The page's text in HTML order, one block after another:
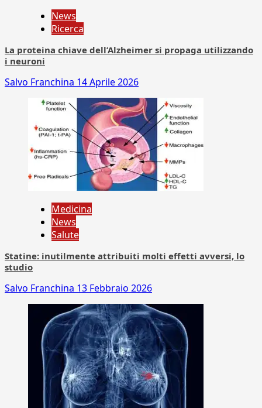
News
Ricerca
La proteina chiave dell’Alzheimer si propaga utilizzando
i neuroni
Salvo Franchina 14 Aprile 2026
Medicina
News
Salute
Statine: inutilmente attribuiti molti effetti avversi, lo
studio
Salvo Franchina 13 Febbraio 2026